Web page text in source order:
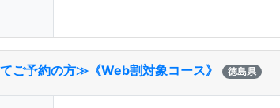
ご予約の方≫《Web割対象コース》 徳島県